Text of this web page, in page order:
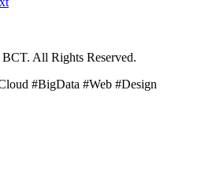
All Rights Reserved.
#BigData #Web #Design